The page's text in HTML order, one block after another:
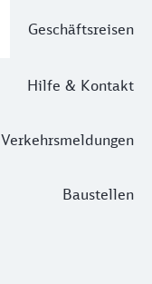
Geschäftsreisen
Hilfe & Kontakt
Verkehrsmeldungen
Baustellen